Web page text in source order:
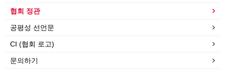
협회 정관
공평성 선언문
CI (협회 로고)
문의하기